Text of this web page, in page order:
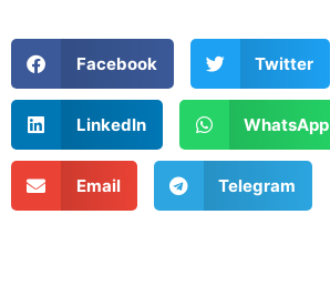
Facebook Twitter
LinkedIn WhatsApp
Email Telegram